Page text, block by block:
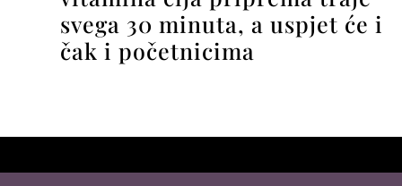
svega 30 minuta, a uspjet će i
čak i početnicima